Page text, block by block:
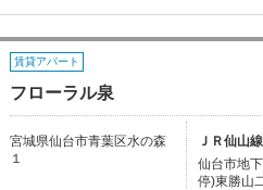
賃貸アパート
フローラル泉
宮城県仙台市青葉区水の森
１
ＪＲ仙山
仙台市地
停)東勝山